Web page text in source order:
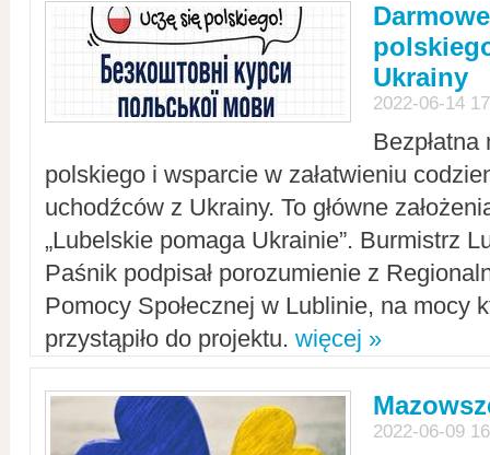
Ukrainy
2022-06-14
polskiego i wsparcie w załatwieniu
uchodźców z Ukrainy. To główne
„Lubelskie pomaga Ukrainie”. Burmistrz
Paśnik podpisał porozumienie z
Pomocy Społecznej w Lublinie, na mocy
przystąpiło do projektu. więcej »
2022-06-09